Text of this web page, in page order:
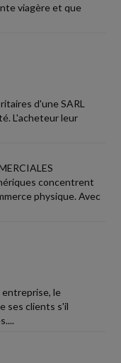
viagère et que
d'une SARL
L'acheteur leur
concentrent
physique. Avec
le
ses clients s'il